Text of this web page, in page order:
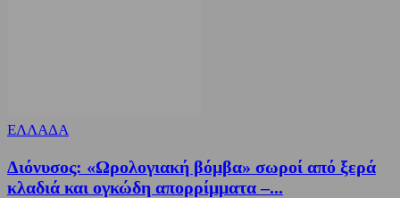
ΕΛΛΑΔΑ
Διόνυσος: «Ωρολογιακή βόμβα» σωροί από ξερά
κλαδιά και ογκώδη απορρίμματα –...